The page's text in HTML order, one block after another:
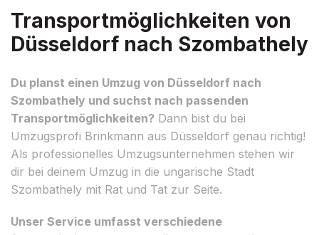
Transportmöglichkeiten von
Düsseldorf nach Szombathely
Du planst einen Umzug von Düsseldorf nach
Szombathely und suchst nach passenden
Transportmöglichkeiten? Dann bist du bei
Umzugsprofi Brinkmann aus Düsseldorf genau richtig!
Als professionelles Umzugsunternehmen stehen wir
dir bei deinem Umzug in die ungarische Stadt
Szombathely mit Rat und Tat zur Seite.
Unser Service umfasst verschiedene